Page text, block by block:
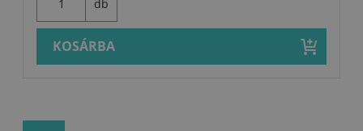
db
KOSÁRBA